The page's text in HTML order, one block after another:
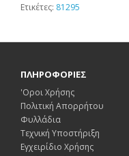
Ετικέτες: 81295
ΠΛΗΡΟΦΟΡΙΕΣ
'Οροι Χρήσης
Πολιτική Απορρήτου
Φυλλάδια
Τεχνική Υποστήριξη
Εγχειρίδιο Χρήσης